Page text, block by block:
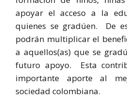
apoyar el acceso a la
quienes se gradúen. De
podrán multiplicar el
a aquellos(as) que se
futuro apoyo. Esta
importante aporte al
sociedad colombiana.